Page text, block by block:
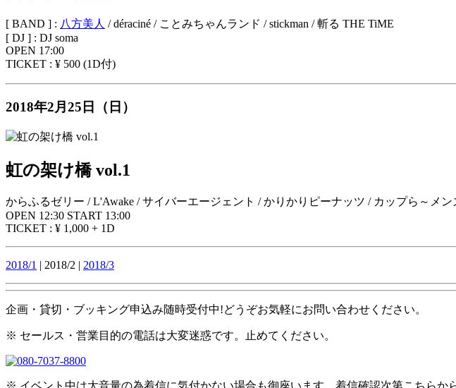
[ BAND ] : 八方美人 / déraciné / ことみちゃんランド / stickman / 斬る THE TiME
[ DJ ] : DJ soma
OPEN 17:00
TICKET : ¥ 500 (1D付)
2018年2月25日（日）
虹の架け橋 vol.1
からふるゼリー / L'Awake / サイバーエージェント / かりかりピーナッツ / カップら～メ
OPEN 12:30 START 13:00
TICKET : ¥ 1,000 + 1D
2018/1 | 2018/2 | 2018/3
企画・貸切・ブッキング申込み随時受付中!どうぞお気軽にお問い合わせください。
※ セールス・営業目的の電話は大変迷惑です。止めてください。